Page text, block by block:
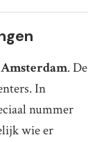
Amsterdam. De
In
nummer
wie er